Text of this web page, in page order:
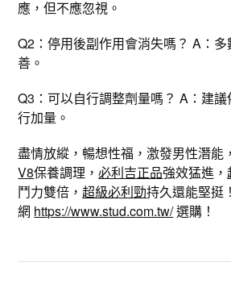
應，但不應忽視。
Q2：停用後副作用會消失嗎？ A：
善。
Q3：可以自行調整劑量嗎？ A：建
行加量。
盡情放縱，暢想性福，激發男性潛能
V8保養調理，必利吉正品強效猛進，
鬥力雙倍，超級必利勁持久還能堅挺
網 https://www.stud.com.tw/選購！